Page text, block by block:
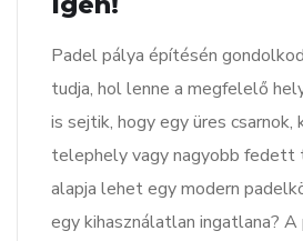
Padel pálya építésén
tudja, hol lenne a megfelelő
is sejtik, hogy egy üres csarnok,
telephely vagy nagyobb fedett
alapja lehet egy modern
egy kihasználatlan ingatlana? A